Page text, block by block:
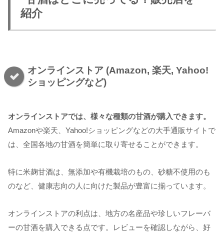
紹介
オンラインストア (Amazon, 楽天, Yahoo!
ショッピングなど)
オンラインストアでは、様々な種類の甘酒が購入できます。
Amazonや楽天、Yahoo!ショッピングなどの大手通販サイトで
は、全国各地の甘酒を簡単に取り寄せることができます。
特に米麹甘酒は、無添加や有機栽培のもの、砂糖不使用のも
のなど、健康志向の人に向けた製品が豊富に揃っています。
オンラインストアの利点は、地方の名産品や珍しいフレーバ
ーの甘酒を購入できる点です。レビューを確認しながら、好